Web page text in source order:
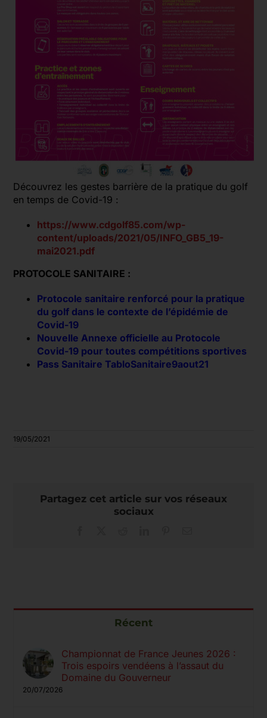
Découvrez les gestes barrière de la pratique du golf
en temps de Covid-19 :
https://www.cdgolf85.com/wp-
content/uploads/2021/05/INFO_GB5_19-
mai2021.pdf
PROTOCOLE SANITAIRE :
Protocole sanitaire renforcé pour la pratique
du golf dans le contexte de l’épidémie de
Covid-19
Nouvelle Annexe officielle au Protocole
Covid-19 pour toutes compétitions sportives
Pass Sanitaire TabloSanitaire9aout21
19/05/2021
Partagez cet article sur vos réseaux
sociaux
Récent
Championnat de France Jeunes 2026 :
Trois espoirs vendéens à l’assaut du
Domaine du Gouverneur
20/07/2026